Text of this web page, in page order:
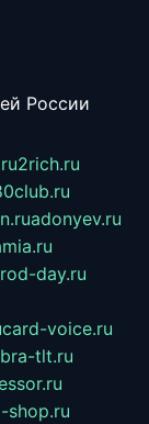
России
2rich.ru
adonyev.ru
day.ru
card-voice.ru
tlt.ru
shop.ru